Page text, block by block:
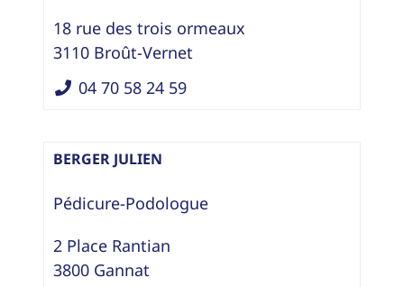
18 rue des trois ormeaux
3110 Broût-Vernet
04 70 58 24 59
BERGER JULIEN
Pédicure-Podologue
2 Place Rantian
3800 Gannat